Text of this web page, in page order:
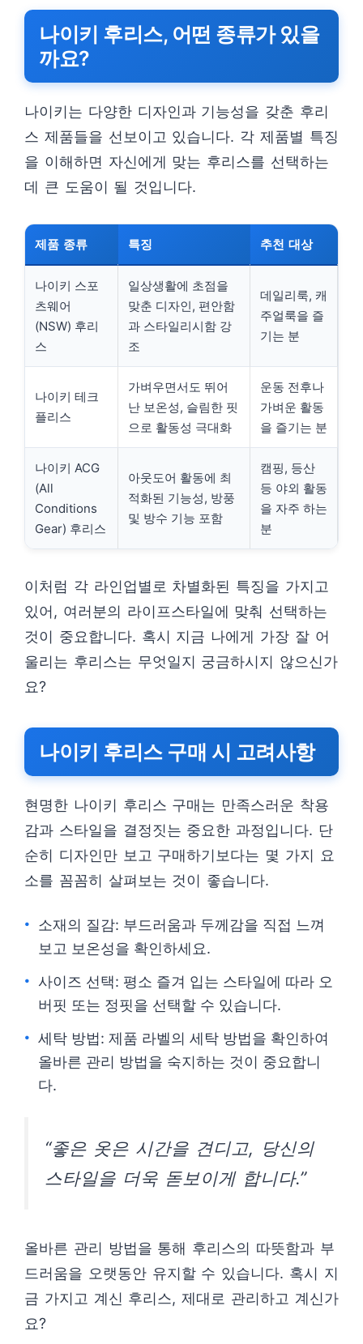
나이키 후리스, 어떤 종류가 있을
까요?
나이키는 다양한 디자인과 기능성을 갖춘 후리
스 제품들을 선보이고 있습니다. 각 제품별 특징
을 이해하면 자신에게 맞는 후리스를 선택하는
데 큰 도움이 될 것입니다.
제품 종류 특징 추천 대상
나이키 스포
츠웨어
(NSW) 후리
스
일상생활에 초점을
맞춘 디자인, 편안함
과 스타일리시함 강
조
데일리룩, 캐
주얼룩을 즐
기는 분
나이키 테크
플리스
가벼우면서도 뛰어
난 보온성, 슬림한 핏
으로 활동성 극대화
운동 전후나
가벼운 활동
을 즐기는 분
나이키 ACG
(All
Conditions
Gear) 후리스
아웃도어 활동에 최
적화된 기능성, 방풍
및 방수 기능 포함
캠핑, 등산
등 야외 활동
을 자주 하는
분
이처럼 각 라인업별로 차별화된 특징을 가지고
있어, 여러분의 라이프스타일에 맞춰 선택하는
것이 중요합니다. 혹시 지금 나에게 가장 잘 어
울리는 후리스는 무엇일지 궁금하시지 않으신가
요?
나이키 후리스 구매 시 고려사항
현명한 나이키 후리스 구매는 만족스러운 착용
감과 스타일을 결정짓는 중요한 과정입니다. 단
순히 디자인만 보고 구매하기보다는 몇 가지 요
소를 꼼꼼히 살펴보는 것이 좋습니다.
소재의 질감: 부드러움과 두께감을 직접 느껴
보고 보온성을 확인하세요.
사이즈 선택: 평소 즐겨 입는 스타일에 따라 오
버핏 또는 정핏을 선택할 수 있습니다.
세탁 방법: 제품 라벨의 세탁 방법을 확인하여
올바른 관리 방법을 숙지하는 것이 중요합니
다.
“좋은 옷은 시간을 견디고, 당신의
스타일을 더욱 돋보이게 합니다.”
올바른 관리 방법을 통해 후리스의 따뜻함과 부
드러움을 오랫동안 유지할 수 있습니다. 혹시 지
금 가지고 계신 후리스, 제대로 관리하고 계신가
요?